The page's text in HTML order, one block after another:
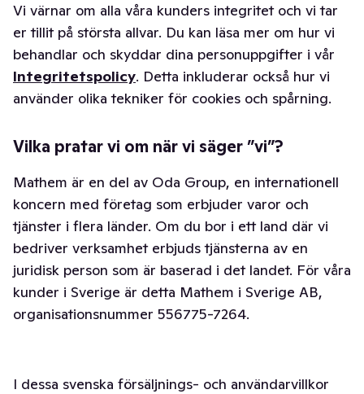
Vi värnar om alla våra kunders integritet och vi tar
er tillit på största allvar. Du kan läsa mer om hur vi
behandlar och skyddar dina personuppgifter i vår
Integritetspolicy. Detta inkluderar också hur vi
använder olika tekniker för cookies och spårning.
Vilka pratar vi om när vi säger ”vi”?
Mathem är en del av Oda Group, en internationell
koncern med företag som erbjuder varor och
tjänster i flera länder. Om du bor i ett land där vi
bedriver verksamhet erbjuds tjänsterna av en
juridisk person som är baserad i det landet. För våra
kunder i Sverige är detta Mathem i Sverige AB,
organisationsnummer 556775-7264.
I dessa svenska försäljnings- och användarvillkor